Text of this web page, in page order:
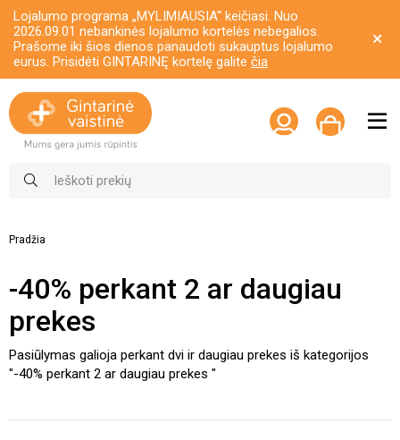
Lojalumo programa „MYLIMIAUSIA“ keičiasi. Nuo
2026.09.01 nebankinės lojalumo kortelės nebegalios.
Prašome iki šios dienos panaudoti sukauptus lojalumo
eurus. Prisidėti GINTARINĘ kortelę galite čia
Pradžia
-40% perkant 2 ar daugiau
prekes
Pasiūlymas galioja perkant dvi ir daugiau prekes iš kategorijos
"-40% perkant 2 ar daugiau prekes "